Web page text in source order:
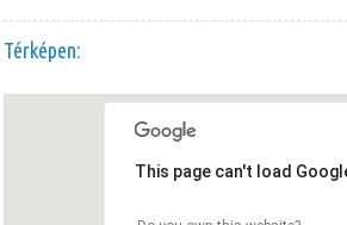
Térképen:
This page can't load